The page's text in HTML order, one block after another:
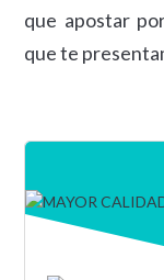
que apostar
que te